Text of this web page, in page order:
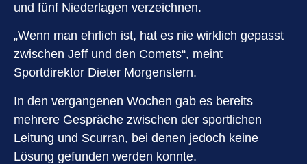
und fünf Niederlagen verzeichnen.
„Wenn man ehrlich ist, hat es nie wirklich gepasst
zwischen Jeff und den Comets“, meint
Sportdirektor Dieter Morgenstern.
In den vergangenen Wochen gab es bereits
mehrere Gespräche zwischen der sportlichen
Leitung und Scurran, bei denen jedoch keine
Lösung gefunden werden konnte.